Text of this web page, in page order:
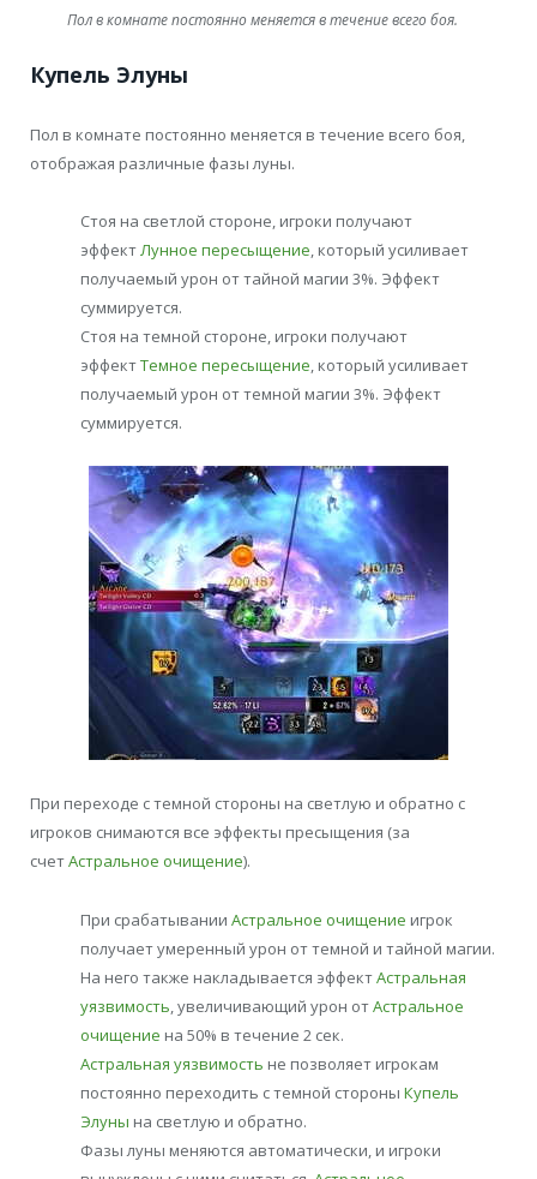
Пол в комнате постоянно меняется в течение всего боя.
Купель Элуны
Пол в комнате постоянно меняется в течение всего боя,
отображая различные фазы луны.
Стоя на светлой стороне, игроки получают
эффектЛунное пересыщение, который усиливает
получаемый урон от тайной магии 3%. Эффект
суммируется.
Стоя на темной стороне, игроки получают
эффектТемное пересыщение, который усиливает
получаемый урон от темной магии 3%. Эффект
суммируется.
При переходе с темной стороны на светлую и обратно с
игроков снимаются все эффекты пресыщения (за
счетАстральное очищение).
При срабатывании Астральное очищение игрок
получает умеренный урон от темной и тайной магии.
На него также накладывается эффектАстральная
уязвимость , увеличивающий урон отАстральное
очищение на 50% в течение 2 сек.
Астральная уязвимость не позволяет игрокам
постоянно переходить с темной стороны Купель
Элуны на светлую и обратно.
Фазы луны меняются автоматически, и игроки